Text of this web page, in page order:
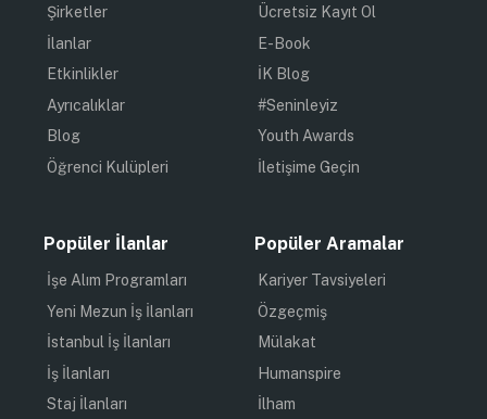
Şirketler
İlanlar
Etkinlikler
Ayrıcalıklar
Blog
Öğrenci Kulüpleri
Ücretsiz Kayıt Ol
E-Book
İK Blog
#Seninleyiz
Youth Awards
İletişime Geçin
Popüler İlanlar
İşe Alım Programları
Yeni Mezun İş İlanları
İstanbul İş İlanları
İş İlanları
Staj İlanları
Popüler Aramalar
Kariyer Tavsiyeleri
Özgeçmiş
Mülakat
Humanspire
İlham